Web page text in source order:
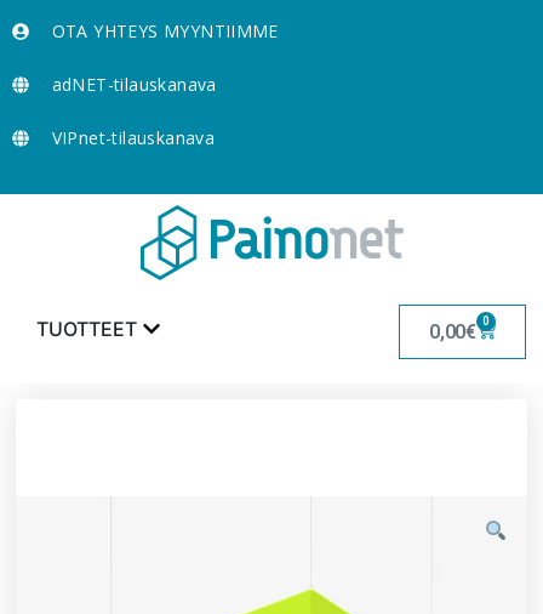
OTA YHTEYS MYYNTIIMME
adNET-tilauskanava
VIPnet-tilauskanava
TUOTTEET 0,00€ 0